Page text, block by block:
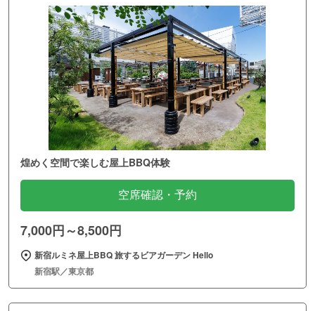
煌めく空間で楽しむ屋上BBQ体験
空席確認・予約
7,000円～8,500円
新宿ルミネ屋上BBQ 旅するビアガーデン Hello
新宿駅／東京都